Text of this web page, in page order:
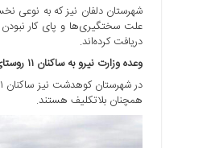
دریافت کرده‌اند.
وعده وزارت نیرو به ساکنان ۱۱ روستای کوهدشت تحقق پیدا نکرد
همچنان بلاتکلیف هستند.